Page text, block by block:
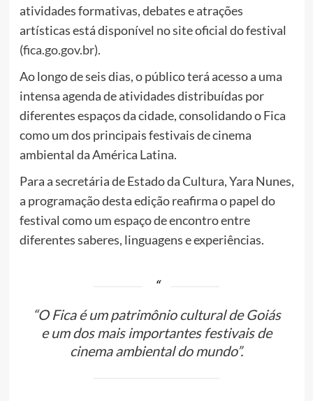
atividades formativas, debates e atrações
artísticas está disponível no site oficial do festival
(fica.go.gov.br).
Ao longo de seis dias, o público terá acesso a uma
intensa agenda de atividades distribuídas por
diferentes espaços da cidade, consolidando o Fica
como um dos principais festivais de cinema
ambiental da América Latina.
Para a secretária de Estado da Cultura, Yara Nunes,
a programação desta edição reafirma o papel do
festival como um espaço de encontro entre
diferentes saberes, linguagens e experiências.
“O Fica é um patrimônio cultural de Goiás
e um dos mais importantes festivais de
cinema ambiental do mundo”.